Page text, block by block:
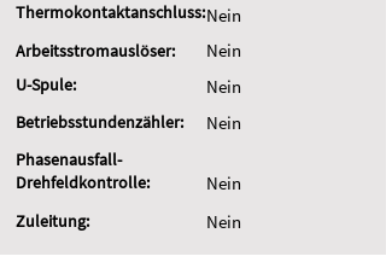
Thermokontaktanschluss:Nein
Arbeitsstromauslöser:
U-Spule:
Nein
Nein
Betriebsstundenzähler: Nein
Phasenausfall-
Drehfeldkontrolle:
Nein
Zuleitung: Nein